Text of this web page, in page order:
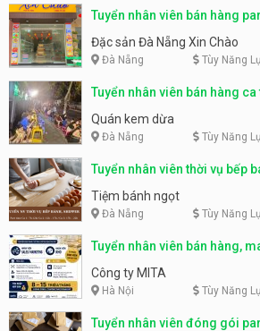
Tuyển nhân viên bán hàng
Nẵng
Đặc sản Đà Nẵng Xin Chào
Đà Nẵng Tùy Năng
Tuyển nhân viên bán hàng ca
Quán kem dừa
Đà Nẵng Tùy Năng
Tuyển nhân viên thời vụ bếp
Tiệm bánh ngọt
Đà Nẵng Tùy Năng
Tuyển nhân viên bán hàng,
parttime, fulltime
Công ty MITA
Hà Nội Tùy Năng
Tuyển nhân viên đóng gói